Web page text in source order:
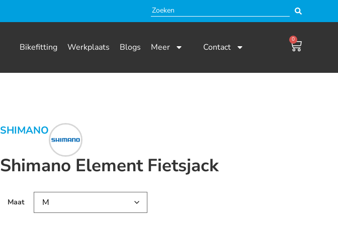
Bikefitting Werkplaats Blogs Meer Contact
0
SHIMANO
Shimano Element Fietsjack
Maat